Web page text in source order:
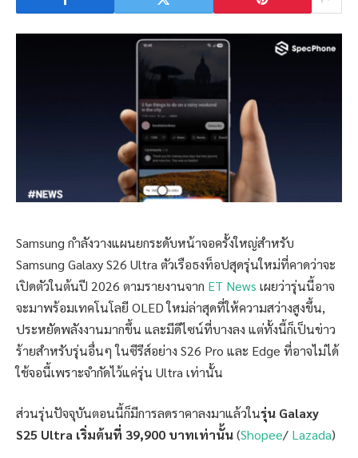
Samsung กำลังวางแผนยกระดับหน้าจอครั้งใหญ่สำหรับ
Samsung Galaxy S26 Ultra ตัวเรือธงท็อปสุดรุ่นใหม่ที่คาดว่าจะ
เปิดตัวในต้นปี 2026 ตามรายงานจาก ET News เผยว่ารุ่นนี้อาจ
จะมาพร้อมเทคโนโลยี OLED ใหม่ล่าสุดที่ให้ความสว่างสูงขึ้น,
ประหยัดพลังงานมากขึ้น และมีดีไซน์ที่บางลง แต่ทั้งนี้ก็เป็นข่าว
ร้ายสำหรับรุ่นอื่นๆ ในซีรีส์อย่าง S26 Pro และ Edge ที่อาจไม่ได้
ใช้จอนี้เพราะจำกัดไว้แค่รุ่น Ultra เท่านั้น
ส่วนรุ่นปัจจุบันตอนนี้ก็มีการลดราคาลงมาแล้วในรุ่น Galaxy
S25 Ultra เริ่มต้นที่ 39,900 บาทเท่านั้น(Shopee/ Lazada)